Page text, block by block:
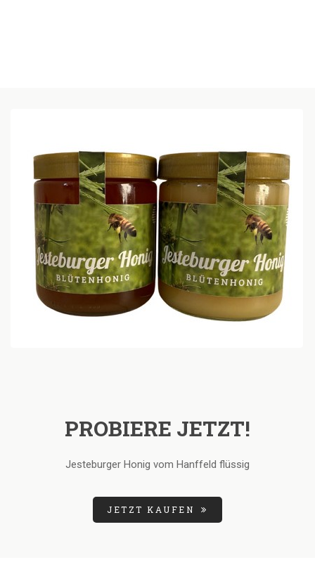
PROBIERE JETZT!
Jesteburger Honig vom Hanffeld flüssig
JETZT KAUFEN